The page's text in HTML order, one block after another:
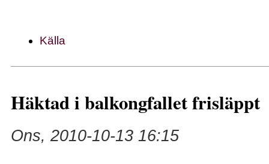
Källa
Häktad i balkongfallet frisläppt
Ons, 2010-10-13 16:15